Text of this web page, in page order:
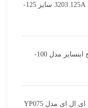
میکرومتر اینسایز کد 3203.125A سایز 125-
میکرو متر خارج سنج اینسایز مدل 100-
میکرومتر خارج سنج ای ال ای مدل YP075